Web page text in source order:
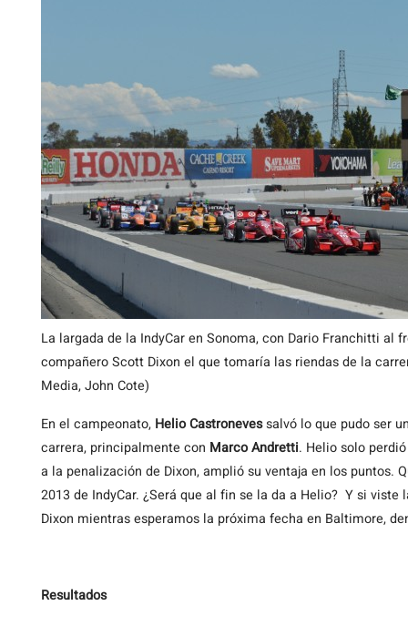
La largada de la IndyCar en Sonoma, con Dario Franchitti al
compañero Scott Dixon el que tomaría las riendas de la
Media, John Cote)
En el campeonato, Helio Castronevessalvó lo que pudo ser
carrera, principalmente con Marco Andretti. Helio solo
a la penalización de Dixon, amplió su ventaja en los puntos.
2013 de IndyCar. ¿Será que al fin se la da a Helio? Y si
Dixon mientras esperamos la próxima fecha en Baltimore,
Resultados